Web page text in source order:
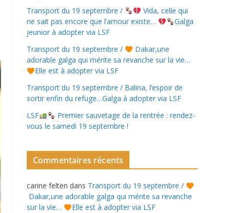
Transport du 19 septembre /
Vida, celle qui
ne sait pas encore que l’amour existe…
Galga
jeunior à adopter via LSF
Transport du 19 septembre /
Dakar,une
adorable galga qui mérite sa revanche sur la vie…
Elle est à adopter via LSF
Transport du 19 septembre / Balina, l’espoir de
sortir enfin du refuge…Galga à adopter via LSF
LSF
Premier sauvetage de la rentrée : rendez-
vous le samedi 19 septembre !
Commentaires récents
carine felten dans Transport du 19 septembre /
Dakar,une adorable galga qui mérite sa revanche
sur la vie…
Elle est à adopter via LSF